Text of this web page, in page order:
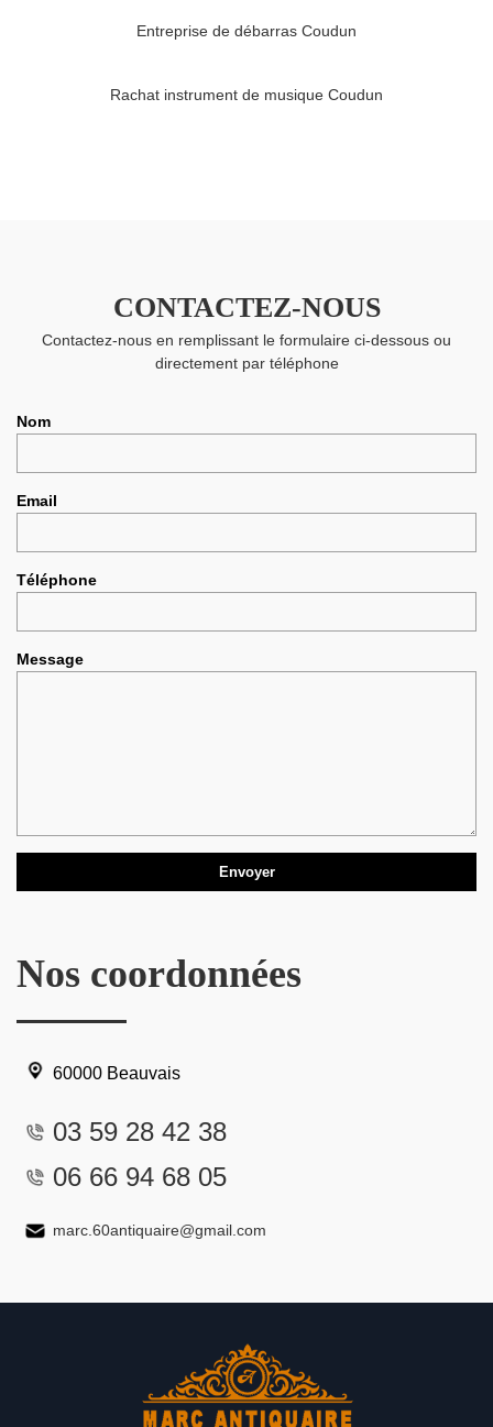
Entreprise de débarras Coudun
Rachat instrument de musique Coudun
CONTACTEZ-NOUS
Contactez-nous en remplissant le formulaire ci-dessous ou
directement par téléphone
Nom
Email
Téléphone
Message
Nos coordonnées
60000 Beauvais
03 59 28 42 38
06 66 94 68 05
marc.60antiquaire@gmail.com